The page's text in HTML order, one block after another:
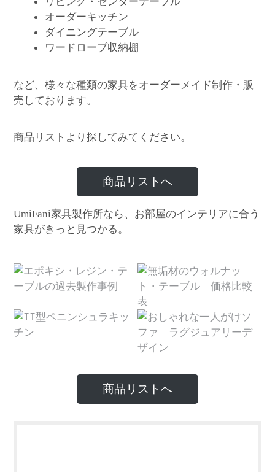
オーダーキッチン
ダイニングテーブル
ワードローブ収納棚
など、様々な種類の家具をオーダーメイド制作・販
売しております。
商品リストより探してみてください。
商品リストへ
UmiFani家具製作所なら、お部屋のインテリアに合う
家具がきっと見つかる。
商品リストへ